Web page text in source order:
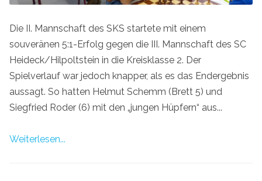
Die II. Mannschaft des SKS startete mit einem
souveränen 5:1-Erfolg gegen die III. Mannschaft des SC
Heideck/Hilpoltstein in die Kreisklasse 2. Der
Spielverlauf war jedoch knapper, als es das Endergebnis
aussagt. So hatten Helmut Schemm (Brett 5) und
Siegfried Roder (6) mit den „jungen Hüpfern“ aus...
Weiterlesen...